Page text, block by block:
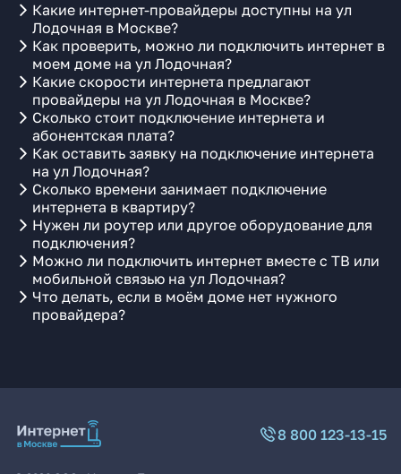
Какие интернет-провайдеры доступны на ул
Лодочная в Москве?
Как проверить, можно ли подключить интернет в
моем доме на ул Лодочная?
Какие скорости интернета предлагают
провайдеры на ул Лодочная в Москве?
Сколько стоит подключение интернета и
абонентская плата?
Как оставить заявку на подключение интернета
на ул Лодочная?
Сколько времени занимает подключение
интернета в квартиру?
Нужен ли роутер или другое оборудование для
подключения?
Можно ли подключить интернет вместе с ТВ или
мобильной связью на ул Лодочная?
Что делать, если в моём доме нет нужного
провайдера?
8 800 123-13-15